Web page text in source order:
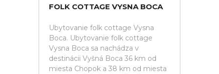
FOLK COTTAGE VYSNA BOCA
Ubytovanie folk cottage Vysna
Boca. Ubytovanie folk cottage
Vysna Boca sa nachádza v
destinácii Vyšná Boca 36 km od
miesta Chopok a 38 km od miesta